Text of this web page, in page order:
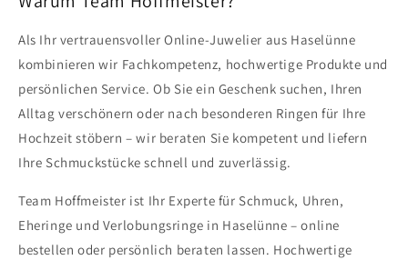
Als Ihr vertrauensvoller Online-Juwelier aus Haselünne
kombinieren wir Fachkompetenz, hochwertige Produkte und
persönlichen Service. Ob Sie ein Geschenk suchen, Ihren
Alltag verschönern oder nach besonderen Ringen für Ihre
Hochzeit stöbern – wir beraten Sie kompetent und liefern
Ihre Schmuckstücke schnell und zuverlässig.
Team Hoffmeister ist Ihr Experte für Schmuck, Uhren,
Eheringe und Verlobungsringe in Haselünne – online
bestellen oder persönlich beraten lassen. Hochwertige